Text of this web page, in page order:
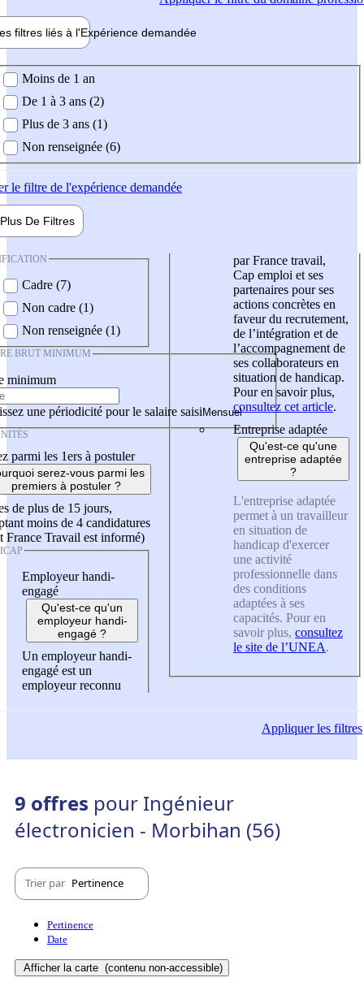
filtres liés à l'Expérience demandée
demandée
Moins de 1 an
De 1 à 3 ans (2)
Plus de 3 ans (1)
Non renseignée (6)
le filtre de l'expérience demandée
Plus De Filtres
Cadre (7)
Non cadre (1)
Non renseignée (1)
BRUT MINIMUM
minimum
une périodicité pour le salaire saisi
parmi les 1ers à postuler
serez-vous parmi les
premiers à postuler ?
de plus de 15 jours,
moins de 4 candidatures
France Travail est informé)
Employeur handi-
engagé
Qu'est-ce qu'un
employeur handi-
engagé ?
Un employeur handi-
engagé est un
employeur reconnu
par France travail,
Cap emploi et ses
partenaires pour ses
actions concrètes en
faveur du recrutement,
de l’intégration et de
l’accompagnement de
ses collaborateurs en
situation de handicap.
Pour en savoir plus,
consultez cet article.
Entreprise adaptée
Qu'est-ce qu'une
entreprise adaptée
?
L'entreprise adaptée
permet à un travailleur
en situation de
handicap d'exercer
une activité
professionnelle dans
des conditions
adaptées à ses
capacités. Pour en
savoir plus, consultez
le site de l’UNEA.
Appliquerles filtres
9 offres pour Ingénieur
électronicien - Morbihan (56)
Trier par Pertinence
Pertinence
Date
Afficher la carte (contenu non-accessible)